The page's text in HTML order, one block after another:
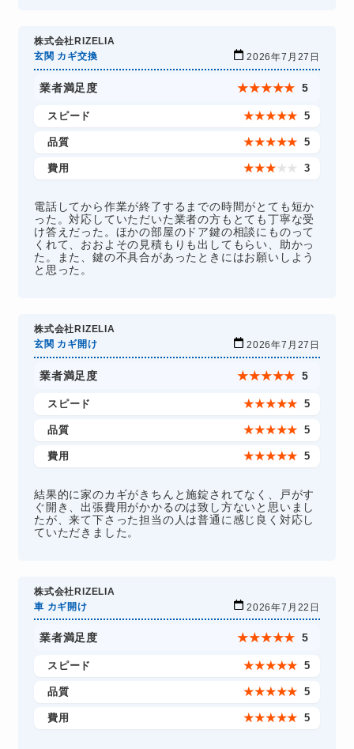
株式会社RIZELIA
玄関 カギ交換
2026年7月27日
業者満足度 ★★★★★ 5
スピード ★★★★★ 5
品質 ★★★★★ 5
費用 ★★★ ★ ★ 3
電話してから作業が終了するまでの時間がとても短か
った。対応していただいた業者の方もとても丁寧な受
け答えだった。ほかの部屋のドア鍵の相談にものって
くれて、おおよその見積もりも出してもらい、助かっ
た。また、鍵の不具合があったときにはお願いしよう
と思った。
株式会社RIZELIA
玄関 カギ開け
2026年7月27日
業者満足度 ★★★★★ 5
スピード ★★★★★ 5
品質 ★★★★★ 5
費用 ★★★★★ 5
結果的に家のカギがきちんと施錠されてなく、戸がす
ぐ開き、出張費用がかかるのは致し方ないと思いまし
たが、来て下さった担当の人は普通に感じ良く対応し
ていただきました。
株式会社RIZELIA
車 カギ開け
2026年7月22日
業者満足度 ★★★★★ 5
スピード ★★★★★ 5
品質 ★★★★★ 5
費用 ★★★★★ 5